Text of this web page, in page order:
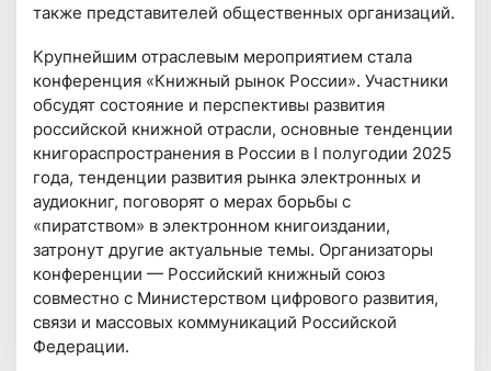
также представителей общественных организаций.
Крупнейшим отраслевым мероприятием стала
конференция «Книжный рынок России». Участники
обсудят состояние и перспективы развития
российской книжной отрасли, основные тенденции
книгораспространения в России в I полугодии 2025
года, тенденции развития рынка электронных и
аудиокниг, поговорят о мерах борьбы с
«пиратством» в электронном книгоиздании,
затронут другие актуальные темы. Организаторы
конференции — Российский книжный союз
совместно с Министерством цифрового развития,
связи и массовых коммуникаций Российской
Федерации.